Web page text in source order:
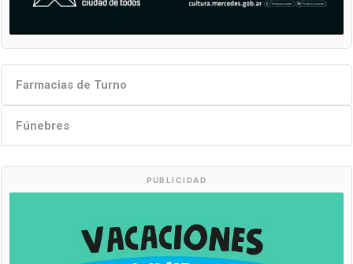
Farmacias de Turno
Fúnebres
PUBLICIDAD